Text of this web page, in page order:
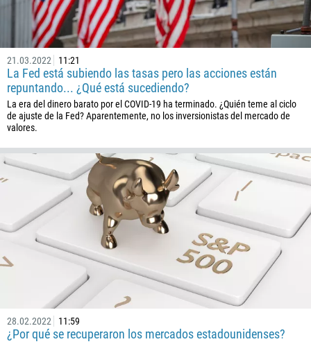
21.03.2022 11:21
La Fed está subiendo las tasas pero las acciones están
repuntando... ¿Qué está sucediendo?
La era del dinero barato por el COVID-19 ha terminado. ¿Quién teme al ciclo
de ajuste de la Fed? Aparentemente, no los inversionistas del mercado de
valores.
28.02.2022 11:59
¿Por qué se recuperaron los mercados estadounidenses?
355
213
1684
376
244
672
1268
54
61
994
1242
973
Programar una llamada
00:00 — 23:00
Ingresa tu email
Escribe tu comentario, si es necesario
PEDIR UNA LLAMADA